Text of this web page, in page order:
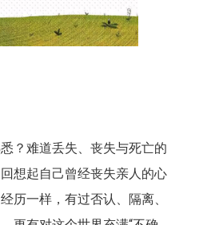
？难道丢失、丧失与死亡的
想起自己曾经丧失亲人的心
历一样，有过否认、隔离、